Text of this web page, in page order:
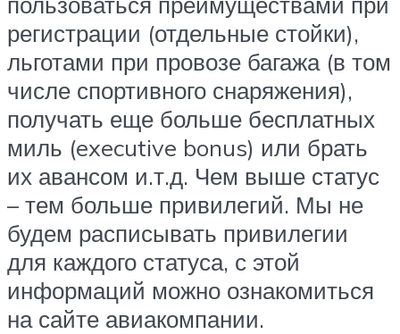
регистрации (отдельные стойки),
льготами при провозе багажа (в том
числе спортивного снаряжения),
получать еще больше бесплатных
миль (executive bonus) или брать
их авансом и.т.д. Чем выше статус
– тем больше привилегий. Мы не
будем расписывать привилегии
для каждого статуса, с этой
информаций можно ознакомиться
на сайте авиакомпании.